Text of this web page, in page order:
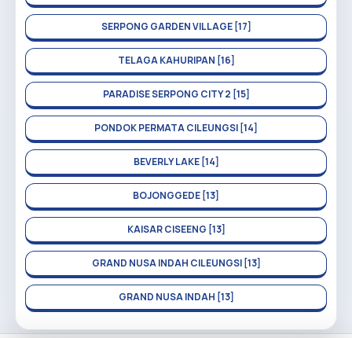
SERPONG GARDEN VILLAGE [17]
TELAGA KAHURIPAN [16]
PARADISE SERPONG CITY 2 [15]
PONDOK PERMATA CILEUNGSI [14]
BEVERLY LAKE [14]
BOJONGGEDE [13]
KAISAR CISEENG [13]
GRAND NUSA INDAH CILEUNGSI [13]
GRAND NUSA INDAH [13]